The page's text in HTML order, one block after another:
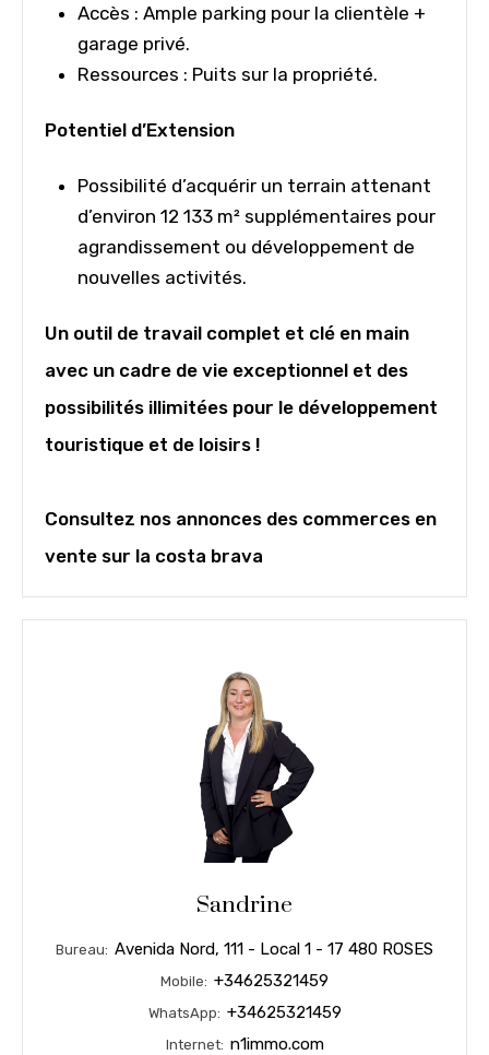
Accès : Ample parking pour la clientèle +
garage privé.
Ressources : Puits sur la propriété.
Potentiel d’Extension
Possibilité d’acquérir un terrain attenant
d’environ 12 133 m² supplémentaires pour
agrandissement ou développement de
nouvelles activités.
Un outil de travail complet et clé en main
avec un cadre de vie exceptionnel et des
possibilités illimitées pour le développement
touristique et de loisirs !
Consultez nos annonces des commerces en
vente sur la costa brava
Sandrine
Bureau: Avenida Nord, 111 - Local 1 - 17 480 ROSES
Mobile: +34625321459
WhatsApp: +34625321459
Internet: n1immo.com